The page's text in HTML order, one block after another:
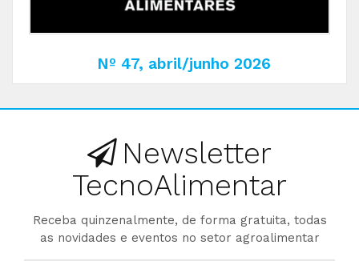
Nº 47, abril/junho 2026
Newsletter
TecnoAlimentar
Receba quinzenalmente, de forma gratuita, todas
as novidades e eventos no setor agroalimentar